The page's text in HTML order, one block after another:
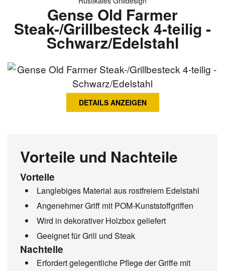
Gense Old Farmer
Steak-/Grillbesteck 4-teilig -
Schwarz/Edelstahl
Vorteile und Nachteile
Vorteile
Langlebiges Material aus rostfreiem Edelstahl
Angenehmer Griff mit POM-Kunststoffgriffen
Wird in dekorativer Holzbox geliefert
Geeignet für Grill und Steak
Nachteile
Erfordert gelegentliche Pflege der Griffe mit
DETAILS ANZEIGEN